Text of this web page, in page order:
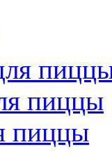
пиццы
пиццы